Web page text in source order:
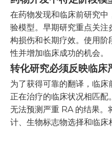
在药物发现和临床前研究
验模型。早期研究重点关
构损伤和长期疗效。使用
性并增加临床成功的机会。
转化研究必须反映临床
为了获得可靠的翻译，临
正在治疗的临床状况相匹
无法预测严重 RA 的结果。
计、生物标志物选择和临床